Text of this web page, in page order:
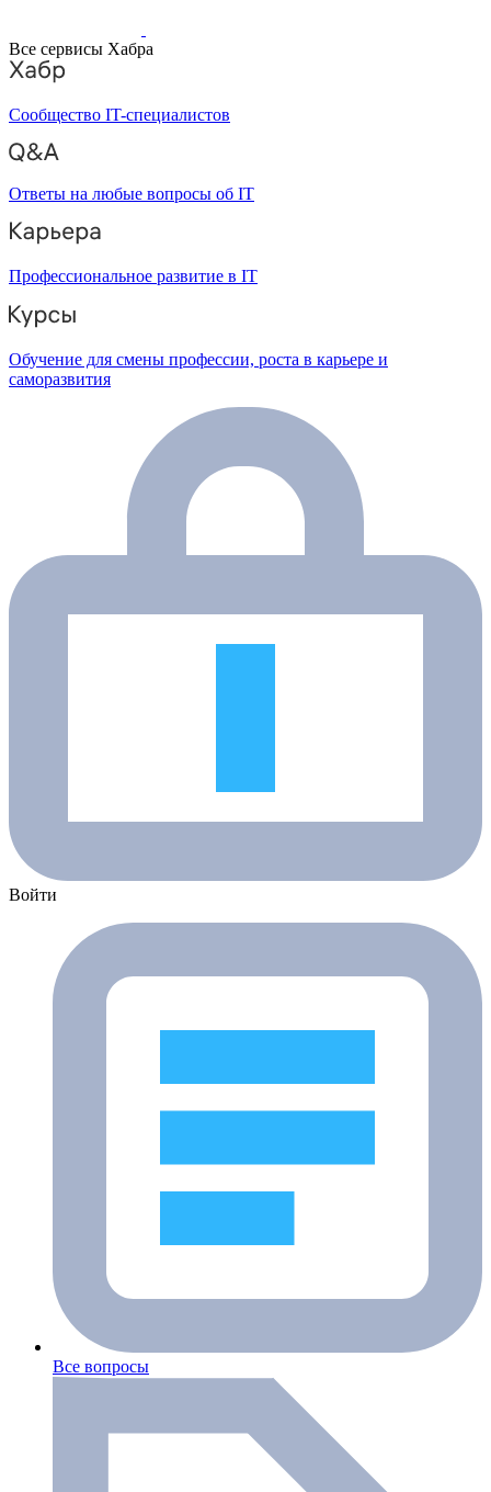
Все сервисы Хабра
Сообщество IT-специалистов
Ответы на любые вопросы об IT
Профессиональное развитие в IT
Обучение для смены профессии, роста в карьере и
саморазвития
Войти
Все вопросы